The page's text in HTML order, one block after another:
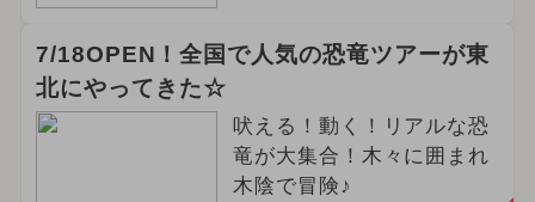
7/18OPEN！全国で人気の恐竜ツアーが東
北にやってきた☆
吠える！動く！リアルな恐
竜が大集合！木々に囲まれ
木陰で冒険♪